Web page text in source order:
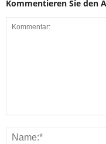
Kommentieren Sie den